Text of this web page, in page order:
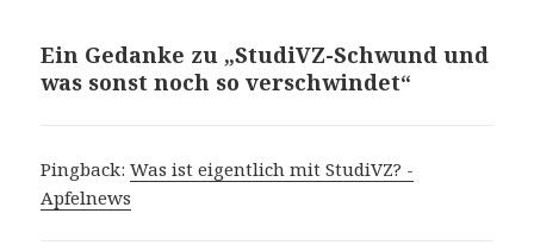
Ein Gedanke zu „StudiVZ-Schwund und
was sonst noch so verschwindet“
Pingback:Was ist eigentlich mit StudiVZ? -
Apfelnews